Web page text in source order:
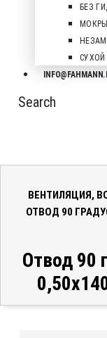
БЕЗ
Search
ВЕНТИЛЯЦИЯ,
ОТВОД 90
Отвод 90